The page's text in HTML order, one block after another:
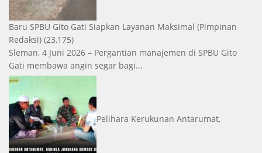
Baru SPBU Gito Gati Siapkan Layanan Maksimal (Pimpinan
Redaksi) (23,175)
Sleman, 4 Juni 2026 – Pergantian manajemen di SPBU Gito
Gati membawa angin segar bagi...
Pelihara Kerukunan Antarumat,